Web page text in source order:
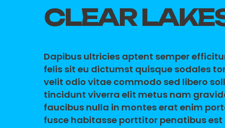
CLEAR
Dapibus ultricies aptent semper
felis sit eu dictumst quisque sodales
velit odio vitae commodo sed libero
tincidunt viverra elit metus nam
faucibus nulla in montes erat enim
fusce habitasse porttitor penatibus est